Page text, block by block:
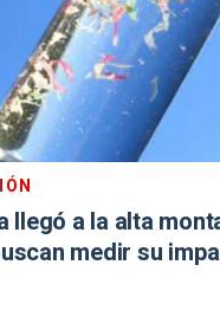
llegó a la alta
medir su